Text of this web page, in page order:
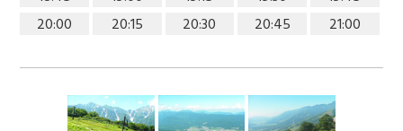
20:00
20:15 20:30 20:45 21:00